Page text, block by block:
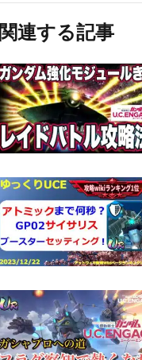
関連する記事